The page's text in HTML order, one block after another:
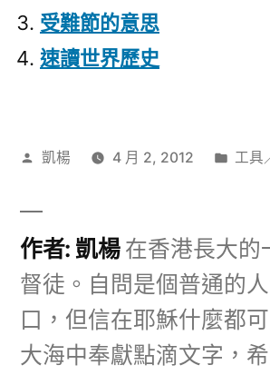
受難節的意思
速讀世界歷史
作
凱楊 4 月 2, 2012
分
工具
作者: 凱楊 在香港長大的
督徒。自問是個普通的
口，但信在耶穌什麼都
大海中奉獻點滴文字，